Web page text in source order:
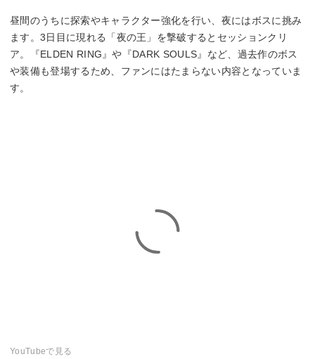
昼間のうちに探索やキャラクター強化を行い、夜にはボスに挑み
ます。3日目に現れる「夜の王」を撃破するとセッションクリ
ア。『ELDEN RING』や『DARK SOULS』など、過去作のボス
や装備も登場するため、ファンにはたまらない内容となっていま
す。
YouTubeで見る